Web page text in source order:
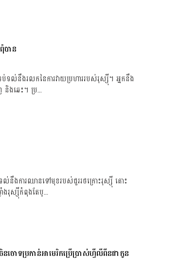
បាន
ប់ទល់នឹងរលកនៃការវាយប្រហាររបស់រុស្ស៊ី។ អ្នក​នឹង​
និង​ឆេះ។ ប្រ...
ទល់នឹងការឈានទៅមុខរបស់ជួររថក្រោះរុស្ស៊ី តោះ
ង​រុស្ស៊ីកំពុងតែប្...
ទប្រកាន់​អាមេរិក​​ប្រើ​ប្រាស់ហ្វីលីពីន​ជា​កូន​